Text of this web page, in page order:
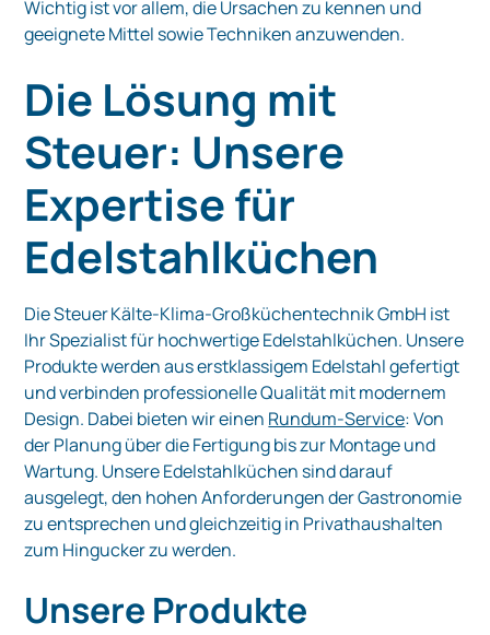
Wichtig ist vor allem, die Ursachen zu kennen und
geeignete Mittel sowie Techniken anzuwenden.
Die Lösung mit
Steuer: Unsere
Expertise für
Edelstahlküchen
Die Steuer Kälte‑Klima‑Großküchentechnik GmbH ist
Ihr Spezialist für hochwertige Edelstahlküchen. Unsere
Produkte werden aus erstklassigem Edelstahl gefertigt
und verbinden professionelle Qualität mit modernem
Design. Dabei bieten wir einen Rundum‑Service: Von
der Planung über die Fertigung bis zur Montage und
Wartung. Unsere Edelstahlküchen sind darauf
ausgelegt, den hohen Anforderungen der Gastronomie
zu entsprechen und gleichzeitig in Privathaushalten
zum Hingucker zu werden.
Unsere Produkte